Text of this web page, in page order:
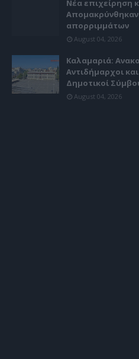
Νέα επιχείρηση
απορριμμάτων
August 04, 2026
Καλαμαριά:
Αντιδήμαρχοι
Δημοτικοί
August 04, 2026